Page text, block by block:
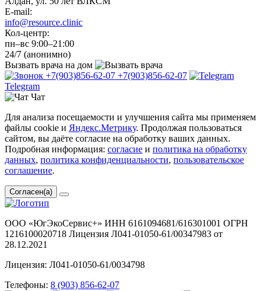
E-mail:
info@resource.clinic
Кол-центр:
пн–вс 9:00–21:00
24/7 (анонимно)
Вызвать врача на дом
+7(903)856-62-07 +7(903)856-62-07
Telegram
Чат
Для анализа посещаемости и улучшения сайта мы применяем
файлы cookie и Яндекс.Метрику. Продолжая пользоваться
сайтом, вы даёте согласие на обработку ваших данных.
Подробная информация: согласие и политика на обработку
данных, политика конфиденциальности, пользовательское
соглашение.
Согласен(а)
ООО «ЮгЭкоСервис+» ИНН 6161094681/616301001 ОГРН
1216100020718 Лицензия Л041-01050-61/00347983 от
28.12.2021
Лицензия: Л041-01050-61/0034798
Телефоны: 8 (903) 856-62-07